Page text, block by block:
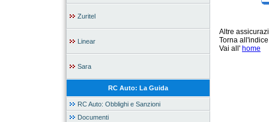
Zuritel
Linear
Sara
RC Auto: La Guida
RC Auto: Obblighi e Sanzioni
Documenti
Altre
Torna
Vai all' home